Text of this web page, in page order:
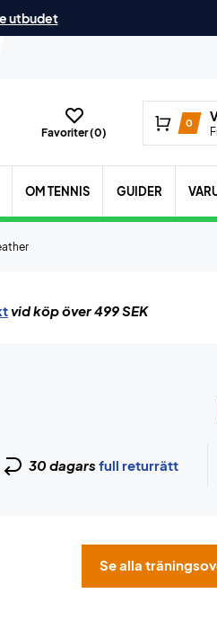
utbudet
Favoriter (0)
0
OM TENNIS GUIDER
vid köp över 499 SEK
30 dagars full returrätt
Se alla